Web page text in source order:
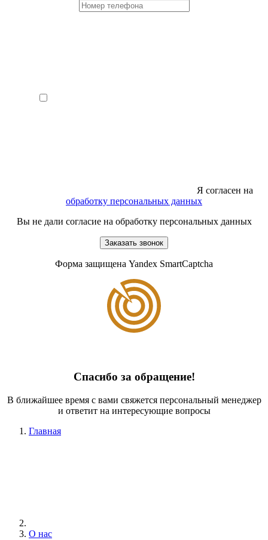
Я согласен на
обработку персональных данных
Вы не дали согласие на обработку персональных данных
Заказать звонок
Форма защищена Yandex SmartCaptcha
Спасибо за обращение!
В ближайшее время с вами свяжется персональный менеджер
и ответит на интересующие вопросы
Главная
О нас